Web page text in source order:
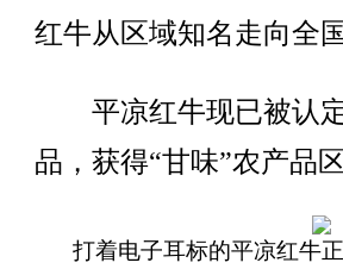
红牛从区域知名走向全
平凉红牛现已被认定
品，获得“甘味”农产品
打着电子耳标的平凉红牛